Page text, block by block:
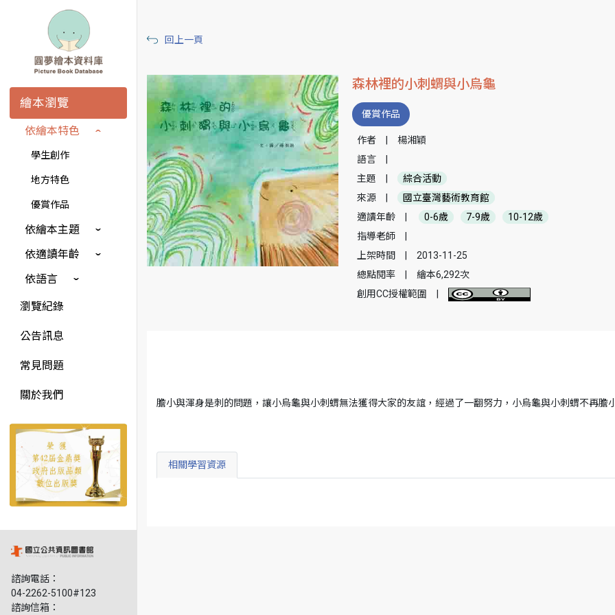
繪本瀏覽
依繪本特色
學生創作
地方特色
優賞作品
依繪本主題
依適讀年齡
依語言
瀏覽紀錄
公告訊息
常見問題
關於我們
諮詢電話：
04-2262-5100#123
諮詢信箱：
回上一頁
森林裡的小刺蝟與小烏龜
優賞作品
作者
楊湘穎
語言
主題
綜合活動
來源
國立臺灣藝術教育館
適讀年齡
0-6歲 7-9歲
10-12歲
指導老師
上架時間
2013-11-25
總點閱率
繪本6,292次
創用CC授權範圍
膽小與渾身是刺的問題，讓小烏龜與小刺蝟無法獲得大家的友誼，經過了一翻努力，小烏龜與小刺蝟不再
相關學習資源